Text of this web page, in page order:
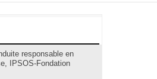
responsable en
IPSOS-Fondation